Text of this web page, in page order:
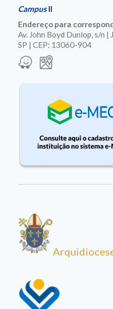
CampusII
Endereço para
Av. John Boyd Dunlop, s/n |
SP | CEP: 13060-904